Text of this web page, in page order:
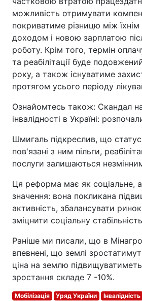
можливість отримувати
покриватиме різницю між
доходом і новою зарплатою
роботу. Крім того, термін
та реабілітації буде
року, а також існуватиме
протягом усього періоду
Ознайомтесь також: Скандал
інвалідності в Україні:
Шмигаль підкреслив, що статус
пов'язані з ним пільги,
послуги залишаються
Ця реформа має як соціальне,
значення: вона покликана
активність, збалансувати
зміцнити соціальну
Раніше ми писали, що в
впевнені, що землі
ціна на землю
зростання складе 7 -10%.
Мобілізація Уряд України Інвалідність